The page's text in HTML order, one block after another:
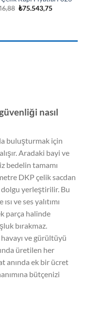
Orijinal
₺75.543,75Şu
nasıl
buluşturmak için
Aradaki bayi ve
bedelin tamamı
DKP çelik sacdan
yerleştirilir. Bu
ve ses yalıtımı
parça halinde
bırakmaz.
ve gürültüyü
üretilen her
anında ek bir ücret
bütçenizi